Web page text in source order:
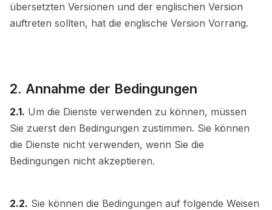
übersetzten Versionen und der englischen Version
auftreten sollten, hat die englische Version Vorrang.
2. Annahme der Bedingungen
2.1. Um die Dienste verwenden zu können, müssen
Sie zuerst den Bedingungen zustimmen. Sie können
die Dienste nicht verwenden, wenn Sie die
Bedingungen nicht akzeptieren.
2.2. Sie können die Bedingungen auf folgende Weisen